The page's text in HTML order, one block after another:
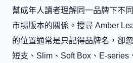
幫成年人讀者理解同一品牌下不
市場版本的關係。搜尋 Amber
的位置通常是只記得品牌名，卻
短支、Slim、Soft Box、E-series